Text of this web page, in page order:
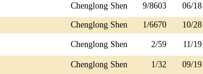
Chenglong Shen 9/8603 06/
Chenglong Shen 1/6670 10/
Chenglong Shen 2/59 11/
Chenglong Shen 1/32 09/